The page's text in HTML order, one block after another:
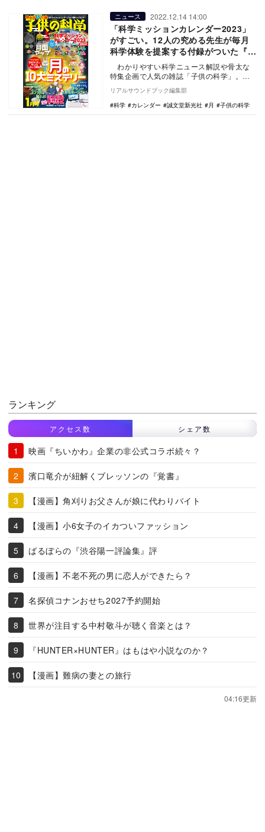
ニュース 2022.12.14 14:00
「科学ミッションカレンダー2023」
がすごい。12人の究める先生が毎月
科学体験を提案する付録がついた『子
供の科学』に注目
わかりやすい科学ニュース解説や骨太な
特集企画で人気の雑誌「子供の科学」。
1924（大正13）年の創刊以来、科学が好き
な小中…
リアルサウンドブック編集部
科学
カレンダー 誠文堂新光社 月 子供の科学
ランキング
アクセス数 シェア数
映画『ちいかわ』企業の非公式コラボ続々？
濱口竜介が紐解くブレッソンの『覚書』
【漫画】角刈りお父さんが娘に代わりバイト
【漫画】小6女子のイカついファッション
ばるぼらの『渋谷陽一評論集』評
【漫画】不老不死の男に恋人ができたら？
名探偵コナンおせち2027予約開始
世界が注目する中村敬斗が聴く音楽とは？
『HUNTER×HUNTER』はもはや小説なのか？
【漫画】難病の妻との旅行
04:16更新